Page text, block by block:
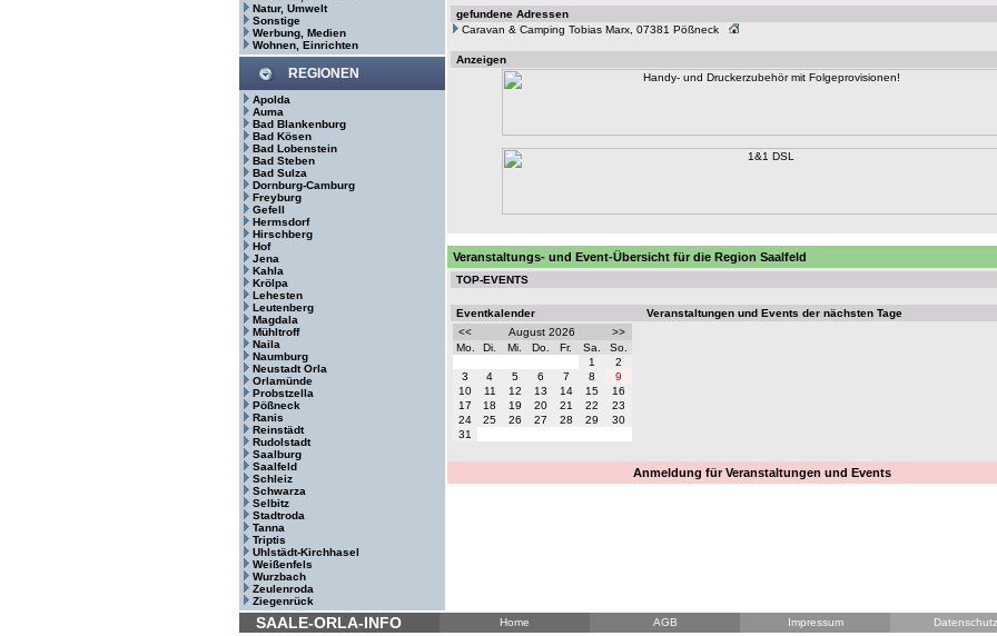
Natur, Umwelt
Sonstige
Werbung, Medien
Wohnen, Einrichten
REGIONEN
Apolda
Auma
Bad Blankenburg
Bad Kösen
Bad Lobenstein
Bad Steben
Bad Sulza
Dornburg-Camburg
Freyburg
Gefell
Hermsdorf
Hirschberg
Hof
Jena
Kahla
Krölpa
Lehesten
Leutenberg
Magdala
Mühltroff
Naila
Naumburg
Neustadt Orla
Orlamünde
Probstzella
Pößneck
Ranis
Reinstädt
Rudolstadt
Saalburg
Saalfeld
Schleiz
Schwarza
Selbitz
Stadtroda
Tanna
Triptis
Uhlstädt-Kirchhasel
Weißenfels
Wurzbach
Zeulenroda
Ziegenrück
gefundene Adressen
Caravan & Camping Tobias Marx, 07381 Pößneck
Anzeigen
Veranstaltungs- und Event-Übersicht für die Region Saalfeld
TOP-EVENTS
Eventkalender
Veranstaltungen und Events der nächsten Tage
<<
August 2026
>>
Mo.
Di. Mi. Do. Fr. Sa.
So.
1
2
3
4 5 6 7 8
9
10
11 12 13 14 15
16
17
18 19 20 21 22
23
24
25 26 27 28 29
30
31
Anmeldung für Veranstaltungen und Events
SAALE-ORLA-INFO Home AGB Impressum Datenschutz